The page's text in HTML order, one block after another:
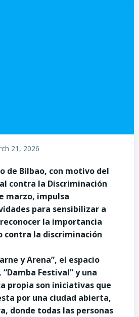
21, 2026
de Bilbao, con motivo del
contra la Discriminación
marzo, impulsa
para sensibilizar a
la importancia
contra la discriminación
y Arena”, el espacio
“Damba Festival” y una
propia son iniciativas que
por una ciudad abierta,
donde todas las personas